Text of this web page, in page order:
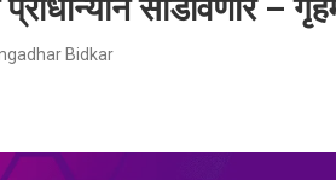
सोडविणार –
Bidkar